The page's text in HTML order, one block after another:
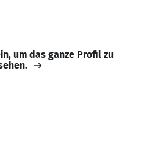
um das ganze Profil zu